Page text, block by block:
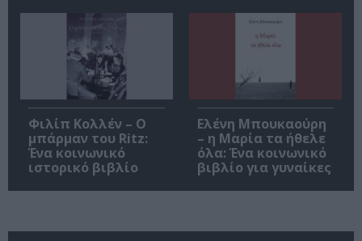
Φιλίπ Κολλέν – Ο
μπάρμαν του Ritz:
Ένα κοινωνικό
ιστορικό βιβλίο
Ελένη Μπουκαούρη
– η Μαρία τα ήθελε
όλα: Ένα κοινωνικό
βιβλίο για γυναίκες